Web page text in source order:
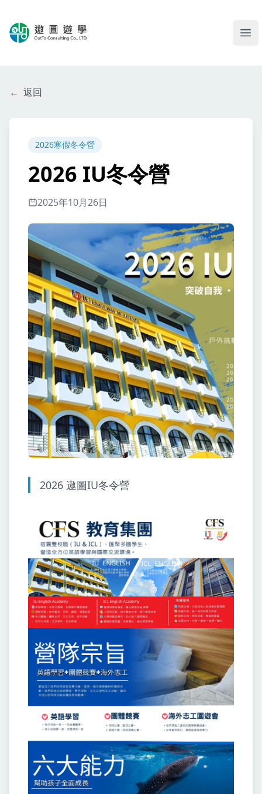
遨圖遊學OutTo Study
← 返回
2026寒假冬令營
2026 IU冬令營
2025年10月26日
2026 遨圖IU冬令營